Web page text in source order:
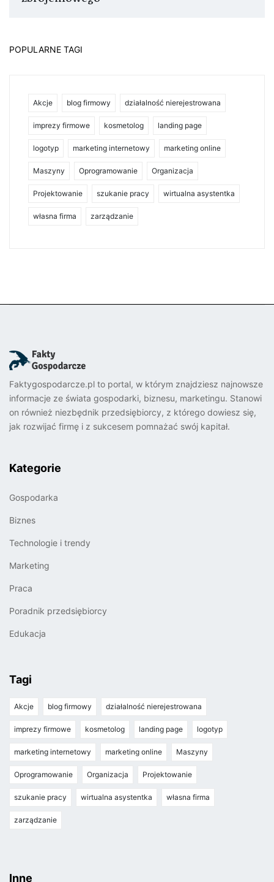
POPULARNE TAGI
Akcje blog firmowy działalność nierejestrowana
imprezy firmowe kosmetolog landing page
logotyp marketing internetowy marketing online
Maszyny Oprogramowanie Organizacja
Projektowanie szukanie pracy wirtualna asystentka
własna firma zarządzanie
Faktygospodarcze.pl to portal, w którym znajdziesz najnowsze
informacje ze świata gospodarki, biznesu, marketingu. Stanowi
on również niezbędnik przedsiębiorcy, z którego dowiesz się,
jak rozwijać firmę i z sukcesem pomnażać swój kapitał.
Kategorie
Gospodarka
Biznes
Technologie i trendy
Marketing
Praca
Poradnik przedsiębiorcy
Edukacja
Tagi
Akcje blog firmowy działalność nierejestrowana
imprezy firmowe kosmetolog landing page logotyp
marketing internetowy marketing online Maszyny
Oprogramowanie Organizacja Projektowanie
szukanie pracy wirtualna asystentka własna firma
zarządzanie
Inne